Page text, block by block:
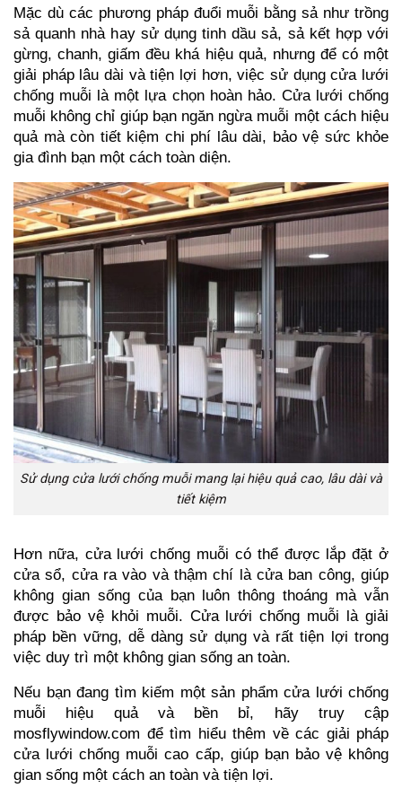
Mặc dù các phương pháp đuổi muỗi bằng sả như trồng
sả quanh nhà hay sử dụng tinh dầu sả, sả kết hợp với
gừng, chanh, giấm đều khá hiệu quả, nhưng để có một
giải pháp lâu dài và tiện lợi hơn, việc sử dụng cửa lưới
chống muỗi là một lựa chọn hoàn hảo. Cửa lưới chống
muỗi không chỉ giúp bạn ngăn ngừa muỗi một cách hiệu
quả mà còn tiết kiệm chi phí lâu dài, bảo vệ sức khỏe
gia đình bạn một cách toàn diện.
Sử dụng cửa lưới chống muỗi mang lại hiệu quả cao, lâu dài và
tiết kiệm
Hơn nữa, cửa lưới chống muỗi có thể được lắp đặt ở
cửa sổ, cửa ra vào và thậm chí là cửa ban công, giúp
không gian sống của bạn luôn thông thoáng mà vẫn
được bảo vệ khỏi muỗi. Cửa lưới chống muỗi là giải
pháp bền vững, dễ dàng sử dụng và rất tiện lợi trong
việc duy trì một không gian sống an toàn.
Nếu bạn đang tìm kiếm một sản phẩm cửa lưới chống
muỗi hiệu quả và bền bỉ, hãy truy cập
mosflywindow.com để tìm hiểu thêm về các giải pháp
cửa lưới chống muỗi cao cấp, giúp bạn bảo vệ không
gian sống một cách an toàn và tiện lợi.